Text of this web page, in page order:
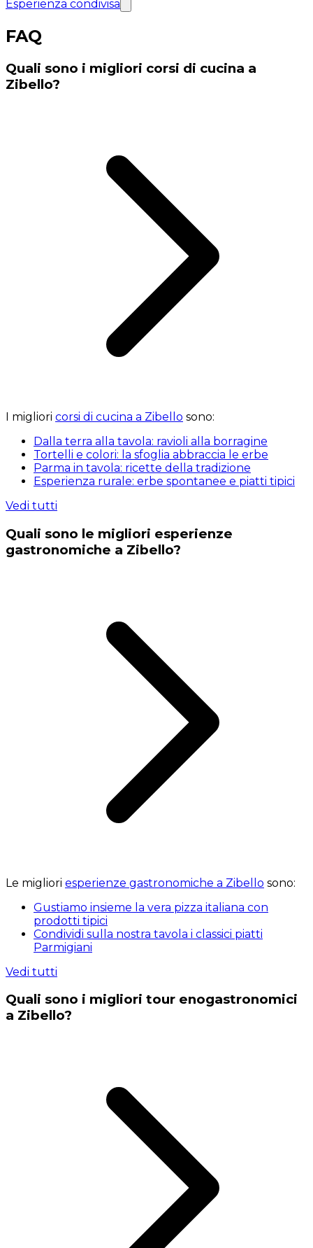
Esperienza condivisa
FAQ
Quali sono i migliori corsi di cucina a
Zibello?
I migliori corsi di cucina a Zibello sono:
Dalla terra alla tavola: ravioli alla borragine
Tortelli e colori: la sfoglia abbraccia le erbe
Parma in tavola: ricette della tradizione
Esperienza rurale: erbe spontanee e piatti tipici
Vedi tutti
Quali sono le migliori esperienze
gastronomiche a Zibello?
Le migliori esperienze gastronomiche a Zibello sono:
Gustiamo insieme la vera pizza italiana con
prodotti tipici
Condividi sulla nostra tavola i classici piatti
Parmigiani
Vedi tutti
Quali sono i migliori tour enogastronomici
a Zibello?